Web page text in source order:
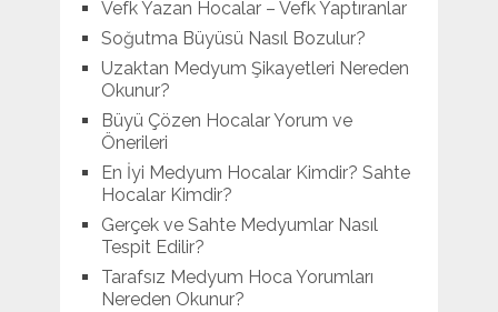
Vefk Yazan Hocalar – Vefk Yaptıranlar
Soğutma Büyüsü Nasıl Bozulur?
Uzaktan Medyum Şikayetleri Nereden
Okunur?
Büyü Çözen Hocalar Yorum ve
Önerileri
En İyi Medyum Hocalar Kimdir? Sahte
Hocalar Kimdir?
Gerçek ve Sahte Medyumlar Nasıl
Tespit Edilir?
Tarafsız Medyum Hoca Yorumları
Nereden Okunur?